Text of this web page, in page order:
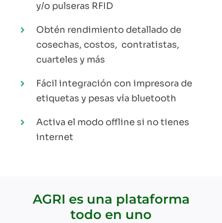
y/o pulseras RFID
Obtén rendimiento detallado de
cosechas, costos, contratistas,
cuarteles y más
Fácil integración con impresora de
etiquetas y pesas vía bluetooth
Activa el modo offline si no tienes
internet
AGRI es una plataforma
todo en uno